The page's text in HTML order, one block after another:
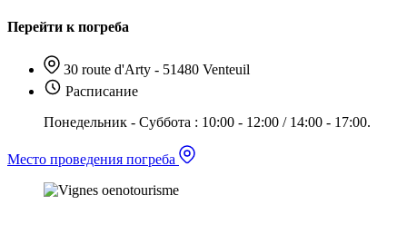
Перейти к погреба
30 route d'Arty - 51480 Venteuil
Расписание
Понедельник - Суббота : 10:00 - 12:00 / 14:00 - 17:00.
Место проведения погреба